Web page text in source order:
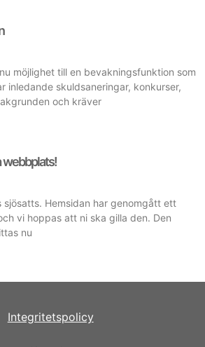
möjlighet till en bevakningsfunktion som
inledande skuldsaneringar, konkurser,
och kräver
webbplats!
Hemsidan har genomgått ett
vi hoppas att ni ska gilla den. Den
nu
Integritetspolicy